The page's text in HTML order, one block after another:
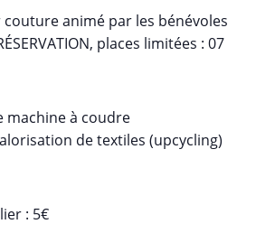
couture animé par les bénévoles
places limitées : 07
machine à coudre
de textiles (upcycling)
: 5€